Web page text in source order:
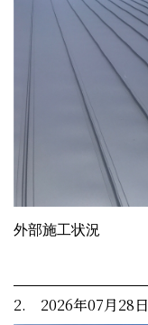
外部施工状況
2. 2026年07月28日